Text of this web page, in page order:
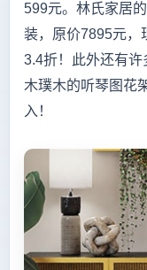
599元。林氏家居
装，原价7895元，
3.4折！此外还有
木璞木的听琴图花
入！